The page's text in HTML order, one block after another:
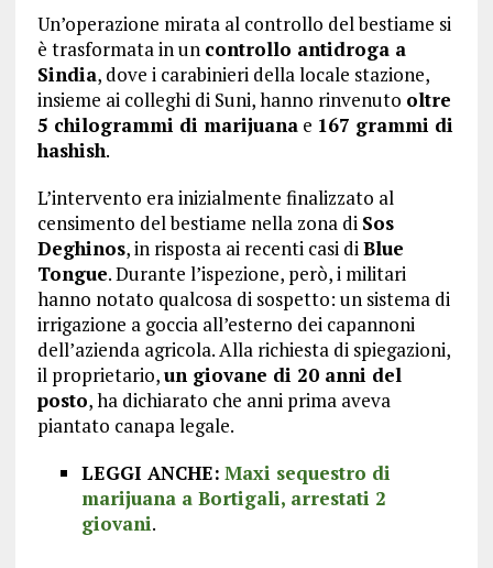
Un’operazione mirata al controllo del bestiame si
è trasformata in un controllo antidroga a
Sindia, dove i carabinieri della locale stazione,
insieme ai colleghi di Suni, hanno rinvenuto oltre
5 chilogrammi di marijuanae 167 grammi di
hashish.
L’intervento era inizialmente finalizzato al
censimento del bestiame nella zona di Sos
Deghinos, in risposta ai recenti casi diBlue
Tongue. Durante l’ispezione, però, i militari
hanno notato qualcosa di sospetto: un sistema di
irrigazione a goccia all’esterno dei capannoni
dell’azienda agricola. Alla richiesta di spiegazioni,
il proprietario,un giovane di 20 anni del
posto, ha dichiarato che anni prima aveva
piantato canapa legale.
LEGGI ANCHE: Maxi sequestro di
marijuana a Bortigali, arrestati 2
giovani.